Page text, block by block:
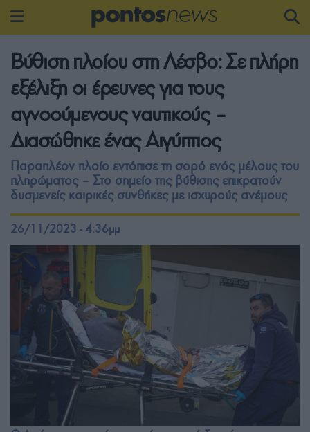
Βύθιση πλοίου στη Λέσβο: Σε πλήρη
εξέλιξη οι έρευνες για τους
αγνοούμενους ναυτικούς –
Διασώθηκε ένας Αιγύπτιος
Παραπλέον πλοίο εντόπισε τη σορό ενός μέλους του
πληρώματος – Στο σημείο της βύθισης επικρατούν
δυσμενείς καιρικές συνθήκες με ισχυρούς ανέμους
26/11/2023 - 4:36μμ